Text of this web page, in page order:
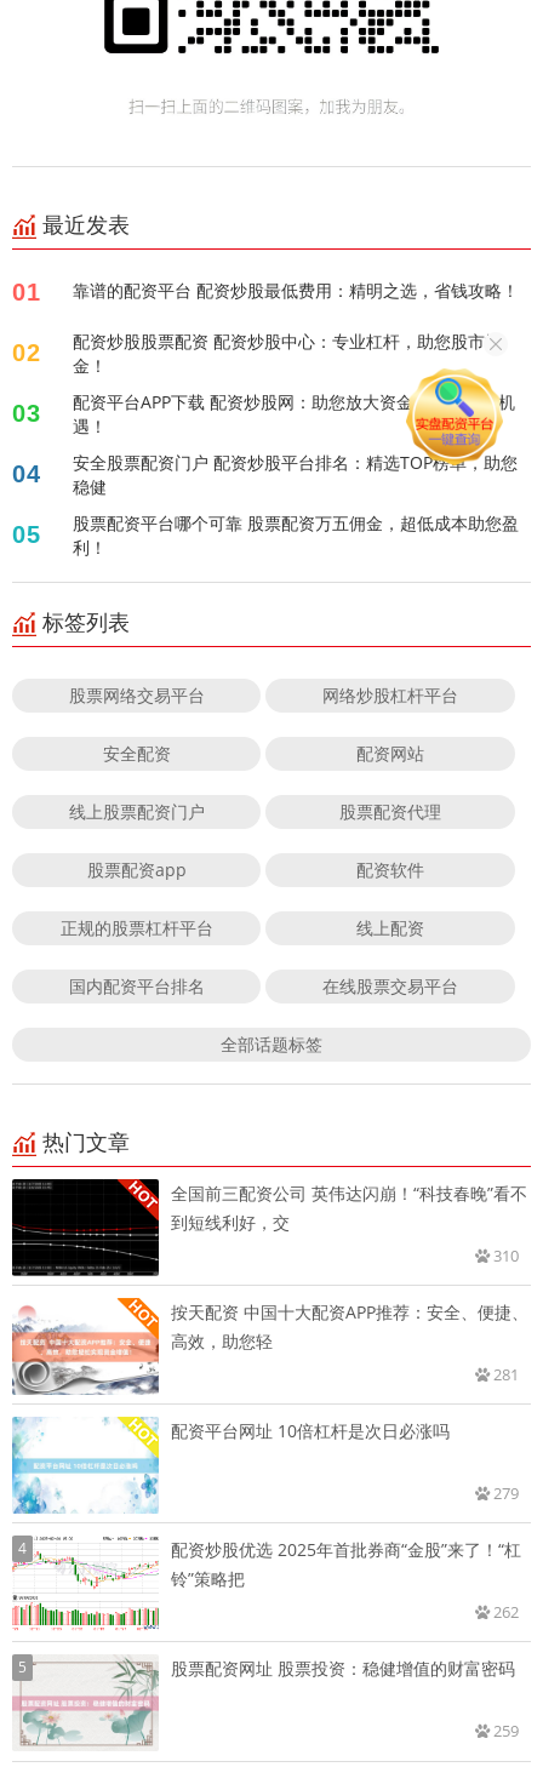
最近发表
01 靠谱的配资平台 配资炒股最低费用：精明之选，省钱攻略！
02
配资炒股股票配资 配资炒股中心：专业杠杆，助您股市掘
金！
03
配资平台APP下载 配资炒股网：助您放大资金，把握投资机
遇！
04
安全股票配资门户 配资炒股平台排名：精选TOP榜单，助您
稳健
05
股票配资平台哪个可靠 股票配资万五佣金，超低成本助您盈
利！
标签列表
股票网络交易平台 网络炒股杠杆平台
安全配资 配资网站
线上股票配资门户 股票配资代理
股票配资app 配资软件
正规的股票杠杆平台 线上配资
国内配资平台排名 在线股票交易平台
全部话题标签
热门文章
全国前三配资公司 英伟达闪崩！“科技春晚”看不
到短线利好，交
310
按天配资 中国十大配资APP推荐：安全、便捷、
高效，助您轻
281
配资平台网址 10倍杠杆是次日必涨吗
279
4
配资炒股优选 2025年首批券商“金股”来了！“杠
铃”策略把
262
5 股票配资网址 股票投资：稳健增值的财富密码
259